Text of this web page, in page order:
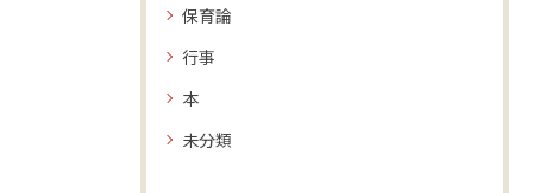
保育論
行事
本
未分類